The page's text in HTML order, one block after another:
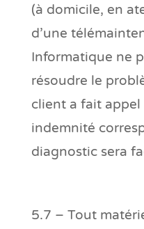
(à domicile, en
d’une
Informatique ne
résoudre le
client a fait appel
indemnité
diagnostic sera
5.7 – Tout